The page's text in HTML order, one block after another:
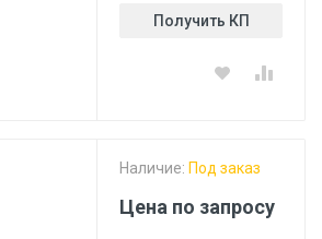
Получить КП
Наличие: Под заказ
Цена по запросу